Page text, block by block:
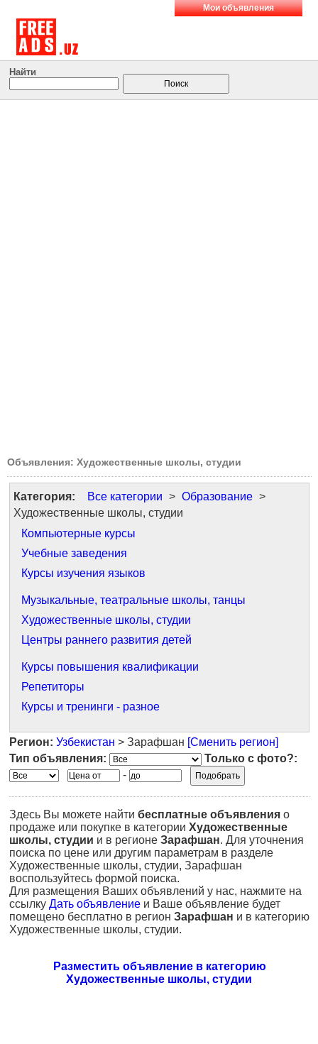
Мои объявления
Найти
Объявления: Художественные школы, студии
Категория: Все категории > Образование >
Художественные школы, студии
Компьютерные курсы
Учебные заведения
Курсы изучения языков
Музыкальные, театральные школы, танцы
Художественные школы, студии
Центры раннего развития детей
Курсы повышения квалификации
Репетиторы
Курсы и тренинги - разное
Регион: Узбекистан > Зарафшан [Сменить регион]
Тип объявления:
Только с фото?:
-
Здесь Вы можете найти бесплатные объявления о
продаже или покупке в категории Художественные
школы, студии и в регионе Зарафшан. Для уточнения
поиска по цене или другим параметрам в разделе
Художественные школы, студии, Зарафшан
воспользуйтесь формой поиска.
Для размещения Ваших объявлений у нас, нажмите на
ссылку Дать объявление и Ваше объявление будет
помещено бесплатно в регион Зарафшан и в категорию
Художественные школы, студии.
Разместить объявление в категорию
Художественные школы, студии